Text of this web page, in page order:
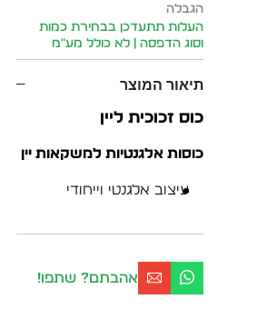
הגבלה
העלות תתעדכן בבחירת כמות
וסוג הדפסה | לא כולל מע״מ
תיאור המוצר
כוס זכוכית ליין
כוסות אלגנטיות למשקאות יין
עיצוב אלגנטי וייחודי
אהבתם? שתפו!